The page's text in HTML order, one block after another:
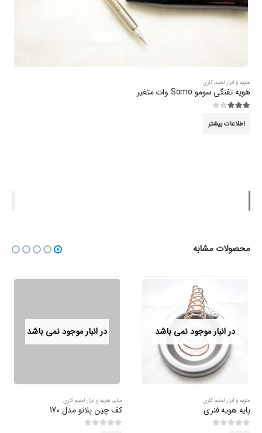
هویه و ابزار لحیم کاری
هویه تفنگی سومو Somo وات متغیر
اطلاعات بیشتر
محصولات مشابه
در انبار موجود نمی باشد
هویه و ابزار لحیم کاری
پایه هویه فنری
در انبار موجود نمی باشد
سایر, هویه و ابزار لحیم کاری
کف چین پلاتو مدل 170